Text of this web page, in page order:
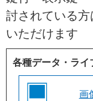
討されている
いただけます
各種データ・ライ
画